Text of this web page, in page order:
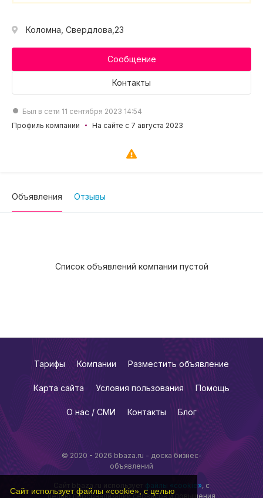
Сайт использует файлы «cookie», с целью
Коломна, Свердлова,23
Сообщение
Контакты
Был в сети 11 сентября 2023 14:54
Профиль компании
На сайте с 7 августа 2023
Объявления Отзывы
Список объявлений компании пустой
© 2020 - 2026 bbaza.ru - доска бизнес-
объявлений
Сайт bbaza.ru использует файлы «cookie», с
целью персонализации сервисов и повышения
Тарифы Компании Разместить объявление
Карта сайта Условия пользования Помощь
О нас / СМИ Контакты Блог